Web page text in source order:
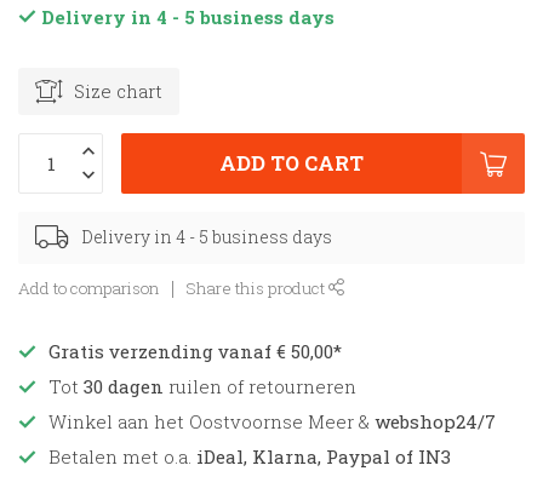
Delivery in 4 - 5 business days
Size chart
ADD TO CART
Delivery in 4 - 5 business days
Add to comparison Share this product
Gratis verzending vanaf € 50,00*
Tot 30 dagen ruilen of retourneren
Winkel aan het Oostvoornse Meer & webshop24/7
Betalen met o.a. iDeal, Klarna, Paypal of IN3